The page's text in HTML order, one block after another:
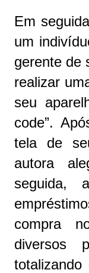
Em
um
gerente de
realizar
seu
code”.
tela de
autora
seguida,
compra
diversos